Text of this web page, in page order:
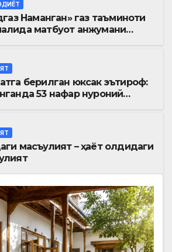
Наманган» газ таъминоти
матбуот анжумани
берилган юксак эътироф:
53 нафар нуроний
масъулият – ҳаёт олдидаги